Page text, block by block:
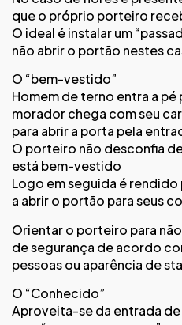
que o próprio porteiro
O ideal é instalar um
não abrir o portão nestes
O “bem-vestido”
Homem de terno entra a
morador chega com seu
para abrir a porta pela
O porteiro não desconfia
está bem-vestido
Logo em seguida é
a abrir o portão para seus
Orientar o porteiro para
de segurança de acordo
pessoas ou aparência de
O “Conhecido”
Aproveita-se da entrada